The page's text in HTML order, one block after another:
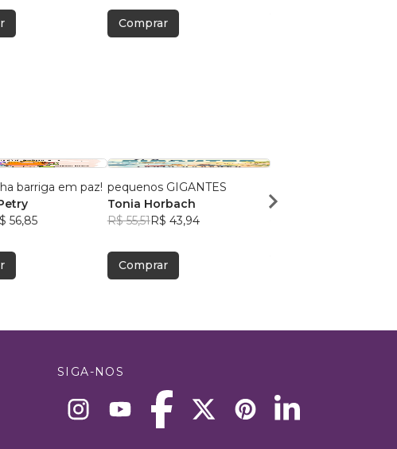
Comprar
barriga em paz!
56,85
pequenos GIGANTES
Tonia Horbach
R$ 55,51R$ 43,94
Comprar
Eduarda Almeida
SIGA-NOS